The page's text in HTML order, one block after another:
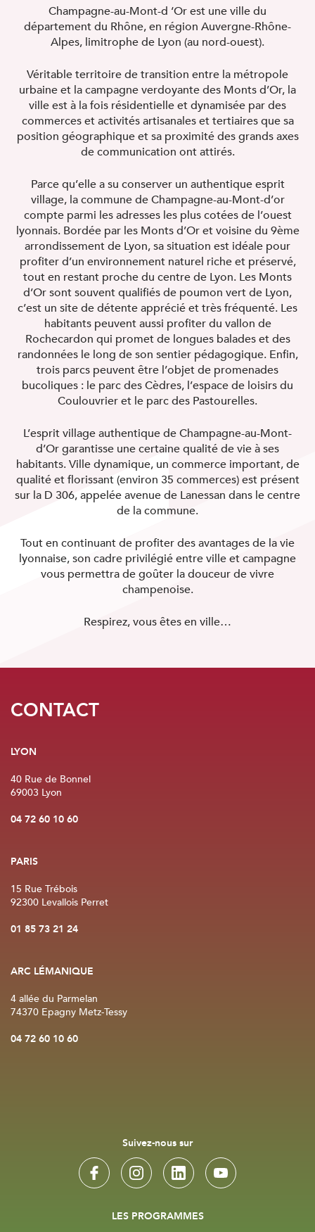
Face à l'urgence sanitaire imposée par le Covid-19,
DIAGONALE se mobilise et reste en contact avec
vous en privilégiant le téléphone, les mails et autres
dispositifs numériques.
Nos équipes sont opérationnelles à distance pour
répondre à toutes vos demandes.
nous transmettrons vos demandes aux personnes
concernées ou au 04 72 60 10 60
Toujours en proximité avec vous, DIAGONALE est à
votre écoute pour vous offrir le meilleur service
possible. Soyez assurés de tout notre soutien !
Prenez soin de vous et de vos proches !
TÉLÉCHARGEMENT
télécharger le document.
Prénom
Nom
Téléphone
Votre projet
Investir
habiter
J'accepte que Diagonale utilise mes
informations pour me recontacter
Ce site est protégé par recaptcha. Lesrègles de
confidentialitéet lesconditions d'utilisationde Google
Champagne-au-Mont-d ‘Or est une ville du
département du Rhône, en région Auvergne-Rhône-
Alpes, limitrophe de Lyon (au nord-ouest).
Véritable territoire de transition entre la métropole
urbaine et la campagne verdoyante des Monts d’Or, la
ville est à la fois résidentielle et dynamisée par des
commerces et activités artisanales et tertiaires que sa
position géographique et sa proximité des grands axes
de communication ont attirés.
Parce qu’elle a su conserver un authentique esprit
village, la commune de Champagne-au-Mont-d’or
compte parmi les adresses les plus cotées de l’ouest
lyonnais. Bordée par les Monts d’Or et voisine du 9ème
arrondissement de Lyon, sa situation est idéale pour
profiter d’un environnement naturel riche et préservé,
tout en restant proche du centre de Lyon. Les Monts
d’Or sont souvent qualifiés de poumon vert de Lyon,
c’est un site de détente apprécié et très fréquenté. Les
habitants peuvent aussi profiter du vallon de
Rochecardon qui promet de longues balades et des
randonnées le long de son sentier pédagogique. Enfin,
trois parcs peuvent être l’objet de promenades
bucoliques : le parc des Cèdres, l’espace de loisirs du
Coulouvrier et le parc des Pastourelles.
L’esprit village authentique de Champagne-au-Mont-
d’Or garantisse une certaine qualité de vie à ses
habitants. Ville dynamique, un commerce important, de
qualité et florissant (environ 35 commerces) est présent
sur la D 306, appelée avenue de Lanessan dans le centre
de la commune.
Tout en continuant de profiter des avantages de la vie
lyonnaise, son cadre privilégié entre ville et campagne
vous permettra de goûter la douceur de vivre
champenoise.
Respirez, vous êtes en ville…
CONTACT
LYON
40 Rue de Bonnel
69003 Lyon
04 72 60 10 60
PARIS
15 Rue Trébois
92300 Levallois Perret
01 85 73 21 24
ARC LÉMANIQUE
4 allée du Parmelan
74370 Epagny Metz-Tessy
04 72 60 10 60
Suivez-nous sur
LES PROGRAMMES